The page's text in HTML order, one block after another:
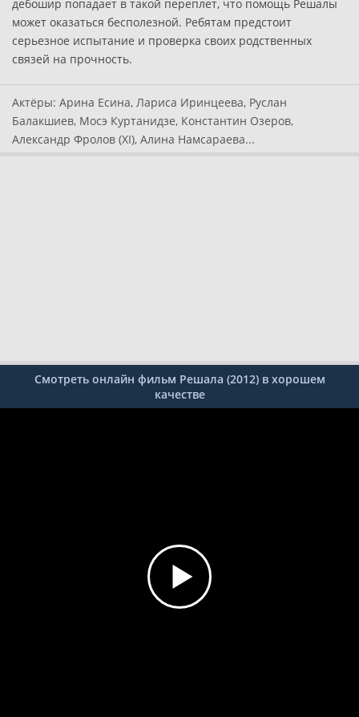
дебошир попадает в такой переплет, что помощь Решалы
может оказаться бесполезной. Ребятам предстоит
серьезное испытание и проверка своих родственных
связей на прочность.
Актёры: Арина Есина, Лариса Иринцеева, Руслан
Балакшиев, Мосэ Куртанидзе, Константин Озеров,
Александр Фролов (XI), Алина Намсараева...
Смотреть онлайн фильм Решала (2012) в хорошем
качестве